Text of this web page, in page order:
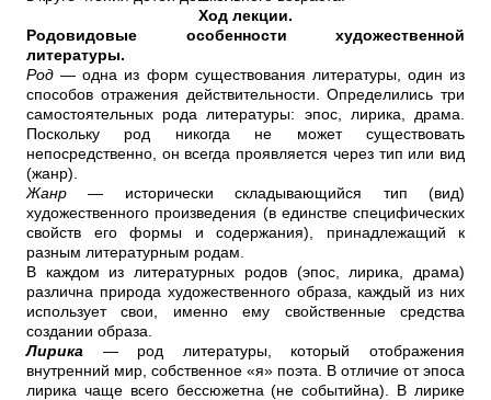
Ход лекции.
Родовидовые особенности художественной
литературы.
Род — одна из форм существования литературы, один из
способов отражения действительности. Определились три
самостоятельных рода литературы: эпос, лирика, драма.
Поскольку род никогда не может существовать
непосредственно, он всегда проявляется через тип или вид
(жанр).
Жанр— исторически складывающийся тип (вид)
художественного произведения (в единстве специфических
свойств его формы и содержания), принадлежащий к
разным литературным родам.
В каждом из литературных родов (эпос, лирика, драма)
paзлична природа художественного образа, каждый из них
использует свои, именно ему свойственные средства
создании образа.
Лирика — род литературы, который отображения
внутренний мир, собственное «я» поэта. В отличие от эпоса
лирика чаще всего бессюжетна (не событийна). В лирике